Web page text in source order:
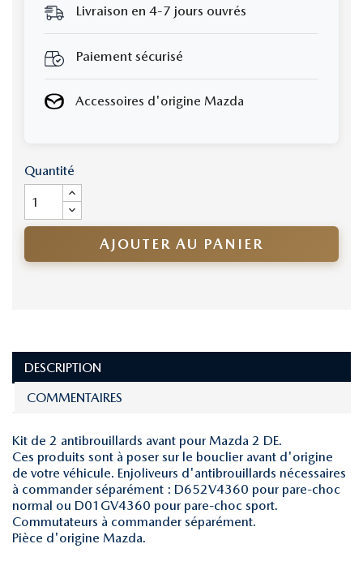
Livraison en 4-7 jours ouvrés
Paiement sécurisé
Accessoires d'origine Mazda
Quantité
AJOUTER AU PANIER
DESCRIPTION
COMMENTAIRES
Kit de 2 antibrouillards avant pour Mazda 2 DE.
Ces produits sont à poser sur le bouclier avant d'origine
de votre véhicule. Enjoliveurs d'antibrouillards nécessaires
à commander séparément : D652V4360 pour pare-choc
normal ou D01GV4360 pour pare-choc sport.
Commutateurs à commander séparément.
Pièce d'origine Mazda.